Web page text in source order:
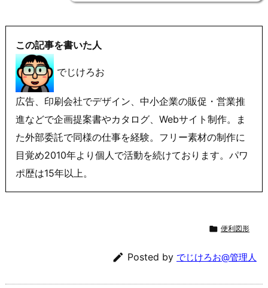
この記事を書いた人
でじけろお
広告、印刷会社でデザイン、中小企業の販促・営業推
進などで企画提案書やカタログ、Webサイト制作。ま
た外部委託で同様の仕事を経験。フリー素材の制作に
目覚め2010年より個人で活動を続けております。パワ
ポ歴は15年以上。
 便利図形
 Posted by でじけろお@管理人